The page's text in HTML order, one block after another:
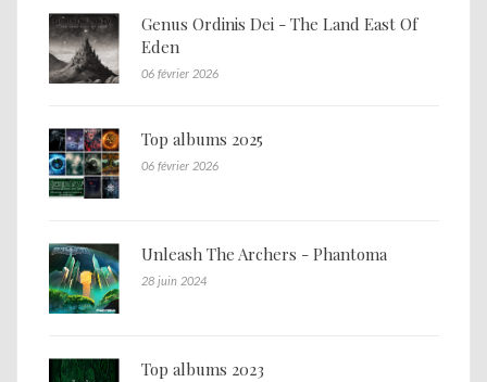
Genus Ordinis Dei - The Land East Of
Eden
06 février 2026
Top albums 2025
06 février 2026
Unleash The Archers - Phantoma
28 juin 2024
Top albums 2023